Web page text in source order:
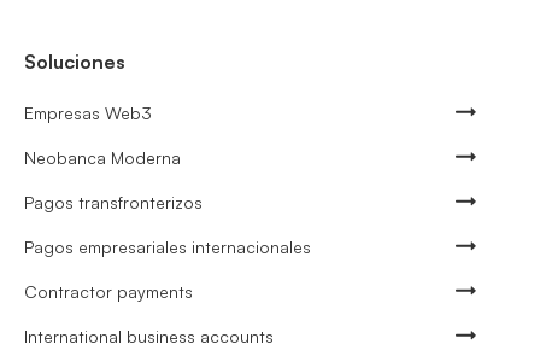
Soluciones
Empresas Web3
Neobanca Moderna
Pagos transfronterizos
Pagos empresariales internacionales
Contractor payments
International business accounts